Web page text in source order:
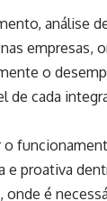
análise
empresas,
o
de cada
o
proativa
é